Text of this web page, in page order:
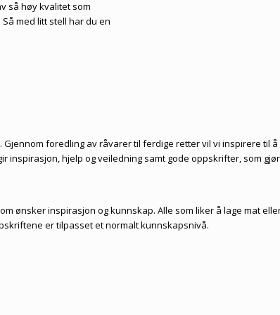
så høy kvalitet som
med litt stell har du en
foredling av råvarer til ferdige retter vil vi inspirere til å
inspirasjon, hjelp og veiledning samt gode oppskrifter, som gjør
ønsker inspirasjon og kunnskap. Alle som liker å lage mat
er tilpasset et normalt kunnskapsnivå.